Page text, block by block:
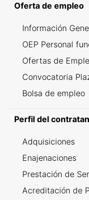
Oferta de empleo
Información
OEP Personal
Ofertas de
Convocatoria
Bolsa de empleo
Perfil del
Adquisiciones
Enajenaciones
Prestación de
Acreditación de